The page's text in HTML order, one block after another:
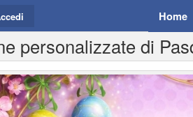
Home
personalizzate di